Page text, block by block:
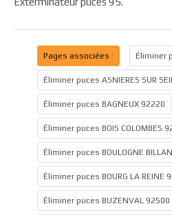
Pages associées : Éliminer
Éliminer puces ASNIERES SUR
Éliminer puces BAGNEUX 92220
Éliminer puces BOIS COLOMBES
Éliminer puces BOULOGNE
Éliminer puces BOURG LA REINE
Éliminer puces BUZENVAL 92500